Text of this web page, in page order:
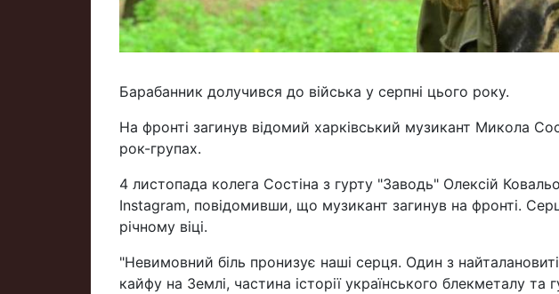
Барабанник долучився до війська у серпні цього року.
На фронті загинув відомий харківський музикант Микола
рок-групах.
4 листопада колега Состіна з гурту "Заводь" Олексій
Instagram, повідомивши, що музикант загинув на фронті.
річному віці.
"Невимовний біль пронизує наші серця. Один з
кайфу на Землі, частина історії українського блекметалу